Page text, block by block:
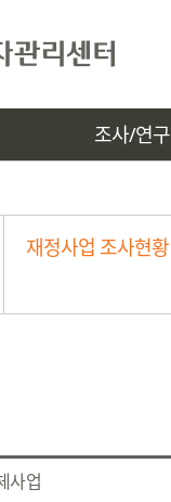
조사/연구
재정사업 조사현황
사업